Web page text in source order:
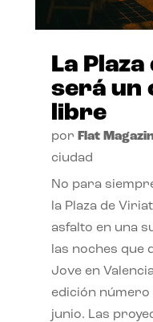
La
será un
libre
por Flat
ciudad
No para
la Plaza de
asfalto en una
las noches que
Jove en
edición número
junio. Las